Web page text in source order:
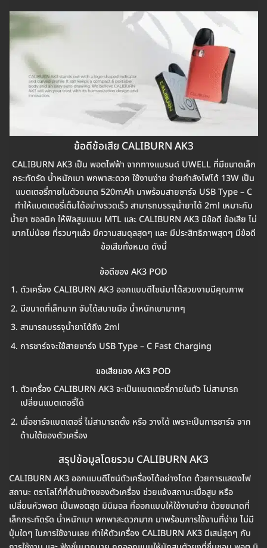
ข้อดีข้อเสีย CALIBURN AK3
CALIBURN AK3 เป็น พอตไฟฟ้า จากทางแบรนด์ UWELL ที่มีขนาดเล็ก
กระทัดรัด น้ำหนักเบา พกพาสะดวก ใช้งานง่าย จ่ายกำลังไฟได้ 13W เป็น
แบตเตอรี่ภายในตัวขนาด 520mAh มาพร้อมสายชาร์จ USB Type – C
ทำให้แบตเตอรี่เต็มได้อย่างรวดเร็ว สามารถบรรจุน้ำยาได้ 2ml เหมาะกับ
น้ำยา ซอลนิค ให้ฟิลสูบแบบ MTL และ CALIBURN AK3 มีข้อดี ข้อเสีย ไม่
มากไม่น้อย ที่รวมๆแล้ว มีความสมดุลสุดๆ และ มีประสิทธิภาพสุดๆ มีข้อดี
ข้อเสียทั้งหมด ดังนี้
ข้อดีของ AK3 POD
ตัวเครื่อง CALIBURN AK3 ออกแบบดีไซน์มาได้สวยงามมีคุณภาพ
มีขนาดที่เล็กมาก จับได้สบายมือ น้ำหนักเบามากๆ
สามารถบรรจุน้ำยาได้ถึง 2ml
การชาร์จจะใช้สายชาร์จ USB Type – C Fast Charging
ขอเสียของ AK3 POD
ตัวเครื่อง CALIBURN AK3 จะเป็นแบตเตอรี่ภายในตัว ไม่สามารถ
เปลี่ยนแบตเตอรี่ได้
เมื่อชาร์จแบตเตอรี่ ไม่สามารถตั้ง หรือ วางได้ เพราะเป็นการชาร์จ จาก
ด้านใต้ของตัวเครื่อง
สรุปข้อมูลโดยรวม CALIBURN AK3
CALIBURN AK3 ออกแบบดีไซน์ตัวเครื่องได้อย่างโดด ด้วยการแสดงไฟ
สถานะ ตราโลโก้ที่ด้านข้างของตัวเครื่อง ช่วยแจ้งสถานะเมื่อสูบ หรือ
เปลี่ยนหัวพอต เป็นพอตสุด มินิมอล ที่ออกแบบให้ใช้งานง่าย ด้วยขนาดที่
เล็กกระทัดรัด น้ำหนักเบา พกพาสะดวกมาก มาพร้อมการใช้งานที่ง่าย ไม่มี
ปุ่มใดๆ ในการใช้งานเลย ทำให้ตัวเครื่อง CALIBURN AK3 มีเสน่สุดๆ กับ